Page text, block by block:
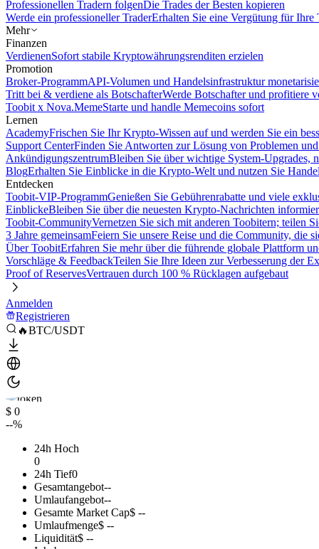
Professionellen Tradern folgenDie Trades der Besten kopieren
Werde ein professioneller TraderErhalten Sie eine Vergütung für Ihre
Mehr
Finanzen
VerdienenSofort stabile Kryptowährungsrenditen erzielen
Promotion
Broker-ProgrammAPI-Volumen und Handelsinfrastruktur
Tritt bei & verdiene als BotschafterWerde Botschafter und profitiere
Toobit x Nova.MemeStarte und handle Memecoins sofort
Lernen
AcademyFrischen Sie Ihr Krypto-Wissen auf und werden Sie ein
Support CenterFinden Sie Antworten zur Lösung von Problemen
AnkündigungszentrumBleiben Sie über wichtige System-Upgrades,
BlogErhalten Sie Einblicke in die Krypto-Welt und nutzen Sie
Entdecken
Toobit-VIP-ProgrammGenießen Sie Gebührenrabatte und viele
EinblickeBleiben Sie über die neuesten Krypto-Nachrichten
Toobit-CommunityVernetzen Sie sich mit anderen Toobitern; teilen
3 Jahre gemeinsamFeiern Sie unsere Reise und die Community, die
Über ToobitErfahren Sie mehr über die führende globale Plattform
Vorschläge & FeedbackTeilen Sie Ihre Ideen zur Verbesserung der
Proof of ReservesVertrauen durch 100 % Rücklagen aufgebaut
Anmelden
Registrieren
🔥BTC/USDT
$ 0
--%
24h Hoch
0
24h Tief0
Gesamtangebot--
Umlaufangebot--
Gesamte Market Cap$ --
Umlaufmenge$ --
Liquidität$ --